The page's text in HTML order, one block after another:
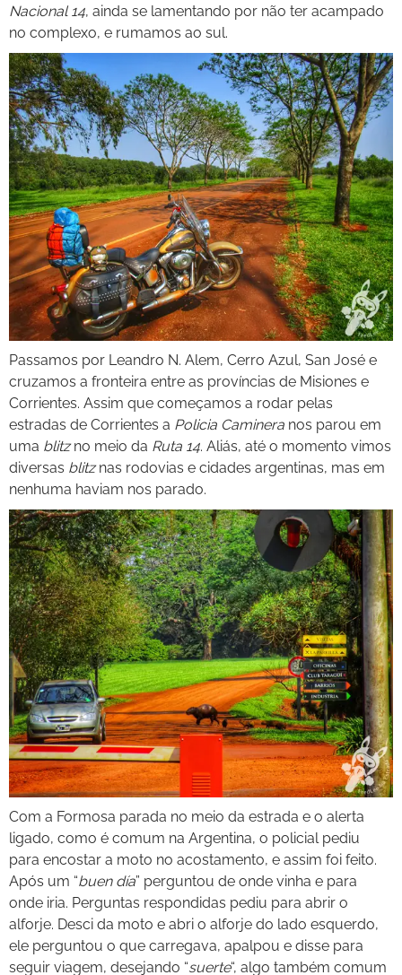
Nacional 14, ainda se lamentando por não ter acampado
no complexo, e rumamos ao sul.
Passamos por Leandro N. Alem, Cerro Azul, San José e
cruzamos a fronteira entre as províncias de Misiones e
Corrientes. Assim que começamos a rodar pelas
estradas de Corrientes a Policia Caminera nos parou em
uma blitzno meio da Ruta 14. Aliás, até o momento vimos
diversas blitznas rodovias e cidades argentinas, mas em
nenhuma haviam nos parado.
Com a Formosa parada no meio da estrada e o alerta
ligado, como é comum na Argentina, o policial pediu
para encostar a moto no acostamento, e assim foi feito.
Após um “buen día” perguntou de onde vinha e para
onde iria. Perguntas respondidas pediu para abrir o
alforje. Desci da moto e abri o alforje do lado esquerdo,
ele perguntou o que carregava, apalpou e disse para
seguir viagem, desejando “suerte“, algo também comum